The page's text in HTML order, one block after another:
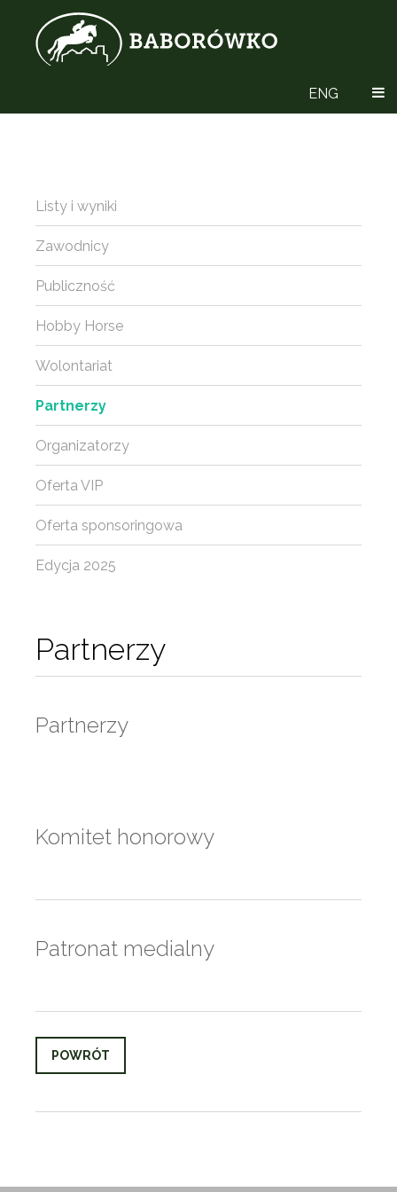
ENG
Partnerzy
Partnerzy
Komitet honorowy
Patronat medialny
POWRÓT
Listy i wyniki
Zawodnicy
Publiczność
Hobby Horse
Wolontariat
Partnerzy
Organizatorzy
Oferta VIP
Oferta sponsoringowa
Edycja 2025